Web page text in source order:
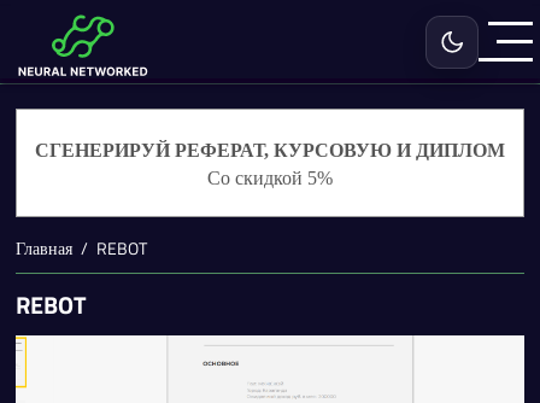
Включить
СГЕНЕРИРУЙ РЕФЕРАТ, КУРСОВУЮ И ДИПЛОМ
Со скидкой 5%
Главная REBOT
REBOT